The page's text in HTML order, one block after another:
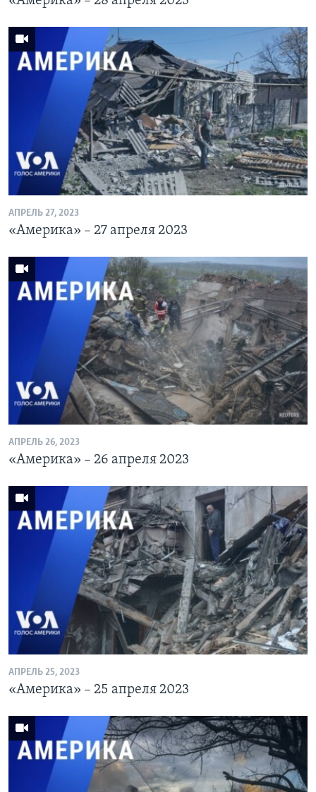
АПРЕЛЬ 27, 2023
«Америка» – 27 апреля 2023
АПРЕЛЬ 26, 2023
«Америка» – 26 апреля 2023
АПРЕЛЬ 25, 2023
«Америка» – 25 апреля 2023